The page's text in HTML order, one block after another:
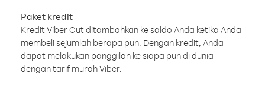
Paket kredit
Kredit Viber Out ditambahkan ke saldo Anda ketika Anda
membeli sejumlah berapa pun. Dengan kredit, Anda
dapat melakukan panggilan ke siapa pun di dunia
dengan tarif murah Viber.